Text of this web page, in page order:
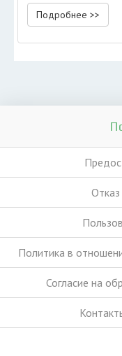
Подробнее >>
Политика в
Согласие на